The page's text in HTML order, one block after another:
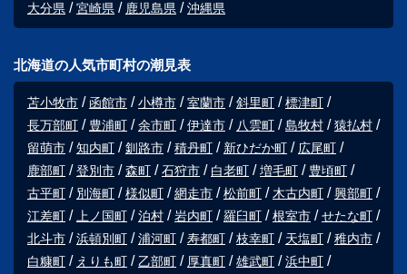
大分県
宮崎県 鹿児島県 沖縄県
北海道の人気市町村の潮見表
苫小牧市 函館市 小樽市 室蘭市 斜里町
標津町
長万部町
豊浦町 余市町 伊達市 八雲町 島牧村
猿払村
留萌市
知内町 釧路市 積丹町 新ひだか町
広尾町
鹿部町
登別市 森町 石狩市 白老町 増毛町
豊頃町
古平町
別海町 様似町 網走市 松前町 木古内町
興部町
江差町
上ノ国町 泊村 岩内町 羅臼町 根室市
せたな町
北斗市
浜頓別町 浦河町 寿都町 枝幸町 天塩町
稚内市
白糠町
えりも町 乙部町 厚真町 雄武町
浜中町